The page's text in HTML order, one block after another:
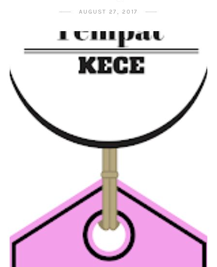
AUGUST 27, 2017